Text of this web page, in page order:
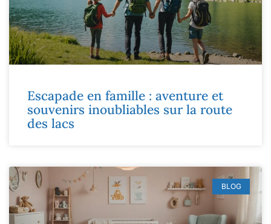
Escapade en famille : aventure et
souvenirs inoubliables sur la route
des lacs
BLOG